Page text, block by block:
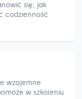
się, jak
codzienność
wzajemne
w szkoleniu